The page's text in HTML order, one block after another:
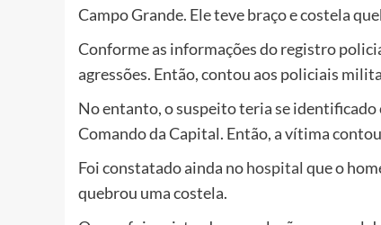
Campo Grande. Ele teve braço e costela
Conforme as informações do registro
agressões. Então, contou aos policiais
No entanto, o suspeito teria se identificado
Comando da Capital. Então, a vítima
Foi constatado ainda nohospital que o
quebrou uma costela.